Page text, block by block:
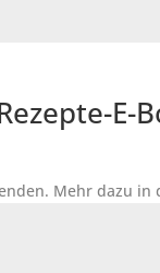
E-
Mehr dazu in